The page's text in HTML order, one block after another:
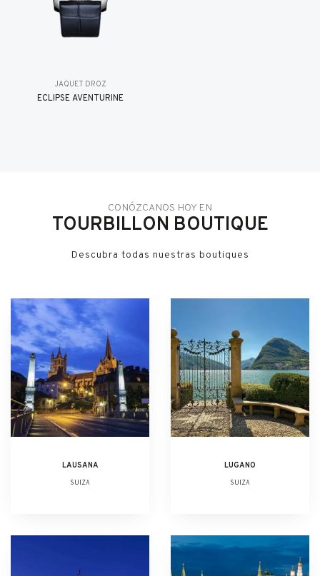
JAQUET DROZ
ÉCLIPSE AVENTURINE
CONÓZCANOS HOY EN
TOURBILLON BOUTIQUE
Descubra todas nuestras boutiques
LAUSANA
SUIZA
LUGANO
SUIZA